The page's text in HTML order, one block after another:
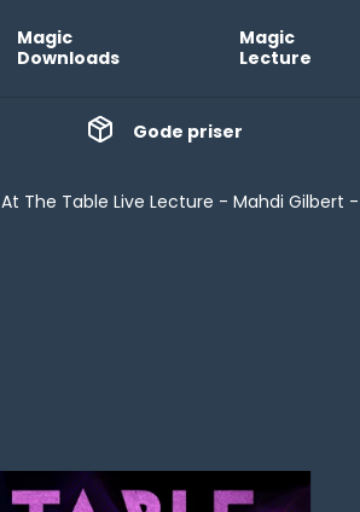
Magic
Downloads
Magic
Lecture
Gode priser
At The Table Live Lecture - Mahdi Gilbert -